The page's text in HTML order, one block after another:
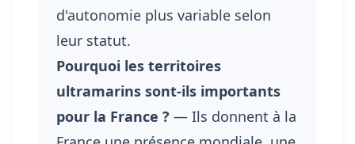
d'autonomie plus variable selon
leur statut.
Pourquoi les territoires
ultramarins sont-ils importants
pour la France ? — Ils donnent à la